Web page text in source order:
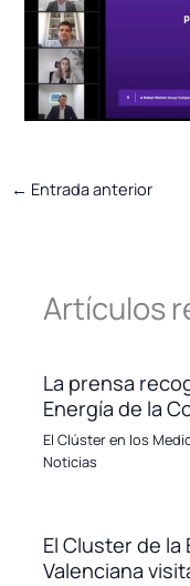
← Entrada anterior
Artículos
La prensa
Energía de la
El Clúster en los
Noticias
El Cluster de la
Valenciana